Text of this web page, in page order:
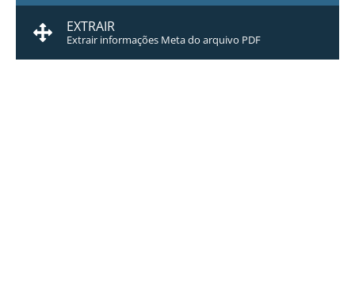
EXTRAIR
Extrair informações Meta do arquivo PDF